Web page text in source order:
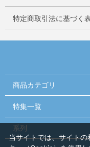
特定商取引法に基づく
商品カテゴリ
特集一覧
系列
当サイトでは、サイト